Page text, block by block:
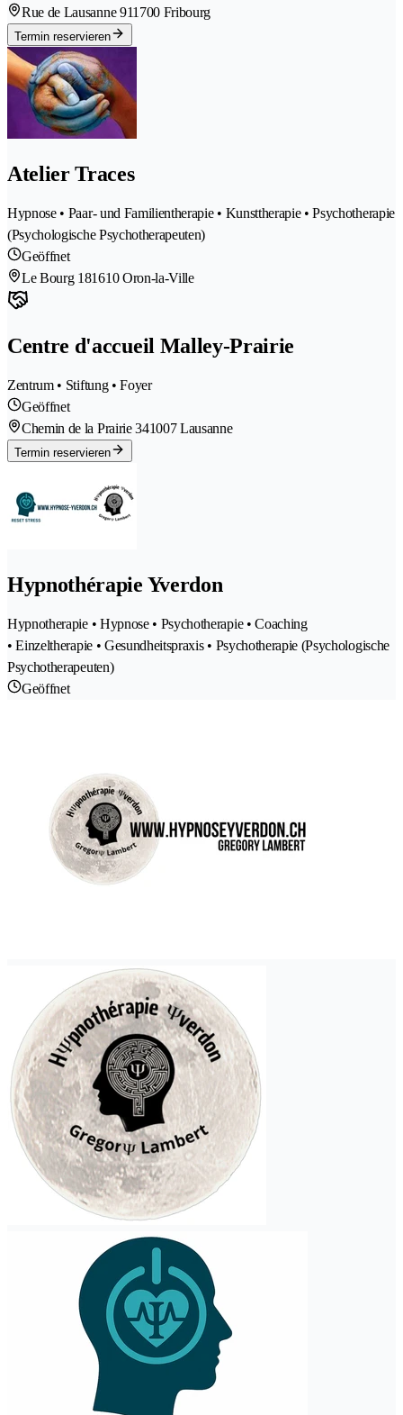
Rue de Lausanne 911700 Fribourg
Termin reservieren
Atelier Traces
Hypnose • Paar- und Familientherapie • Kunsttherapie • Psychotherapie
(Psychologische Psychotherapeuten)
Geöffnet
Le Bourg 181610 Oron-la-Ville
Centre d'accueil Malley-Prairie
Zentrum • Stiftung • Foyer
Geöffnet
Chemin de la Prairie 341007 Lausanne
Termin reservieren
Hypnothérapie Yverdon
Hypnotherapie • Hypnose • Psychotherapie • Coaching
• Einzeltherapie • Gesundheitspraxis • Psychotherapie (Psychologische
Psychotherapeuten)
Geöffnet